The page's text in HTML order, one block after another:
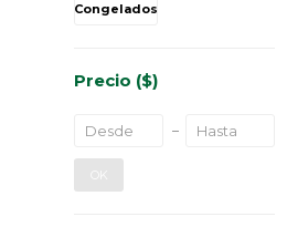
Congelados
Precio ($)
OK